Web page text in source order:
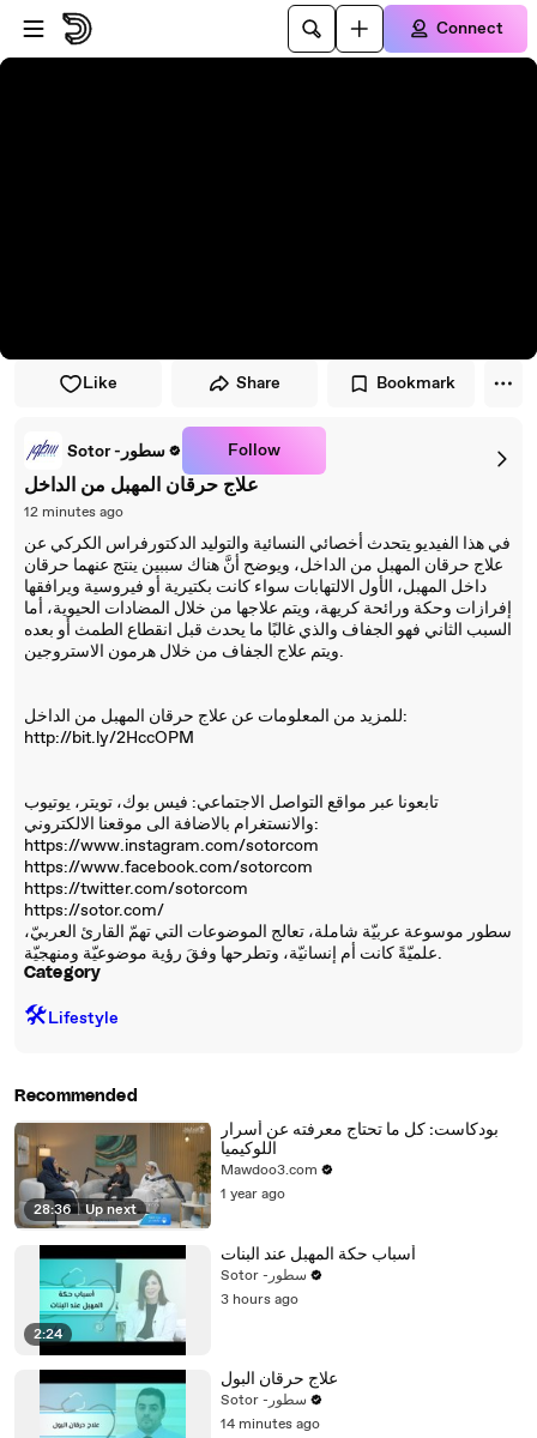
Skip to player
Skip to main content
Connect
Like Share Bookmark
Sotor -سطور Follow
علاج حرقان المهبل من الداخل
12 minutes ago
في هذا الفيديو يتحدث أخصائي النسائية والتوليد الدكتورفراس الكركي عن
علاج حرقان المهبل من الداخل، ويوضح أنَّ هناك سببين ينتج عنهما حرقان
داخل المهبل، الأول الالتهابات سواء كانت بكتيرية أو فيروسية ويرافقها
إفرازات وحكة ورائحة كريهة، ويتم علاجها من خلال المضادات الحيوية، أما
السبب الثاني فهو الجفاف والذي غالبًا ما يحدث قبل انقطاع الطمث أو بعده
ويتم علاج الجفاف من خلال هرمون الاستروجين.
للمزيد من المعلومات عن علاج حرقان المهبل من الداخل:
http://bit.ly/2HccOPM
تابعونا عبر مواقع التواصل الاجتماعي: فيس بوك، تويتر، يوتيوب
والانستغرام بالاضافة الى موقعنا الالكتروني:
https://www.instagram.com/sotorcom
https://www.facebook.com/sotorcom
https://twitter.com/sotorcom
https://sotor.com/
سطور موسوعة عربيّة شاملة، تعالج الموضوعات التي تهمّ القارئ العربيّ،
علميّةً كانت أم إنسانيّة، وتطرحها وفقَ رؤية موضوعيّة ومنهجيّة.
Category
🛠️Lifestyle
Recommended
28:36 | Up next
بودكاست: كل ما تحتاج معرفته عن أسرار
اللوكيميا
Mawdoo3.com
1 year ago
2:24
أسباب حكة المهبل عند البنات
Sotor -سطور
3 hours ago
علاج حرقان البول
Sotor -سطور
14 minutes ago